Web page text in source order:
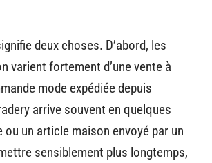
deux choses. D’abord, les
varient fortement d’une vente à
mode expédiée depuis
arrive souvent en quelques
ou un article maison envoyé par un
sensiblement plus longtemps,